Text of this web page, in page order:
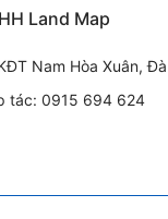
Land Map
Nam Hòa Xuân,
tác: 0915 694 624